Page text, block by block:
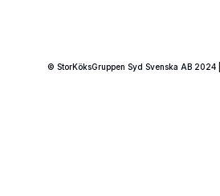
© StorKöksGruppen Syd Svenska AB 2024 |